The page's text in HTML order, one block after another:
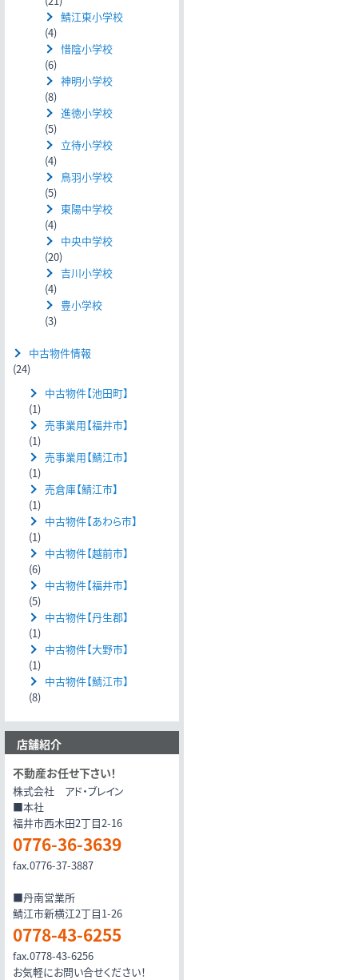
鯖江東小学校
(4)
惜陰小学校
(6)
神明小学校
(8)
進徳小学校
(5)
立待小学校
(4)
鳥羽小学校
(5)
東陽中学校
(4)
中央中学校
(20)
吉川小学校
(4)
豊小学校
(3)
中古物件情報
(24)
中古物件【池田町】
(1)
売事業用【福井市】
(1)
売事業用【鯖江市】
(1)
売倉庫【鯖江市】
(1)
中古物件【あわら市】
(1)
中古物件【越前市】
(6)
中古物件【福井市】
(5)
中古物件【丹生郡】
(1)
中古物件【大野市】
(1)
中古物件【鯖江市】
(8)
店舗紹介
不動産お任せ下さい！
株式会社 アド・ブレイン
■本社
福井市西木田2丁目2-16
0776-36-3639
fax.0776-37-3887
■丹南営業所
鯖江市新横江2丁目1-26
0778-43-6255
fax.0778-43-6256
お気軽にお問い合せください！